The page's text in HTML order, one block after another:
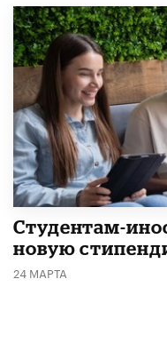
Студентам-
новую
24 МАРТА